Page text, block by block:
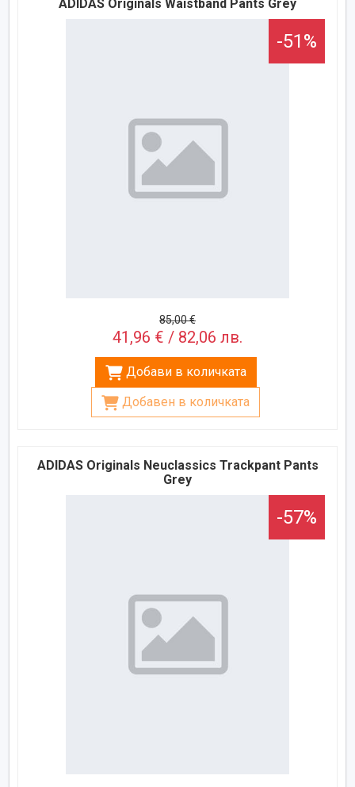
ADIDAS Originals Waistband Pants Grey
-51%
85,00 €
41,96 € / 82,06 лв.
Добави в количката
Добавен в количката
ADIDAS Originals Neuclassics Trackpant Pants
Grey
-57%